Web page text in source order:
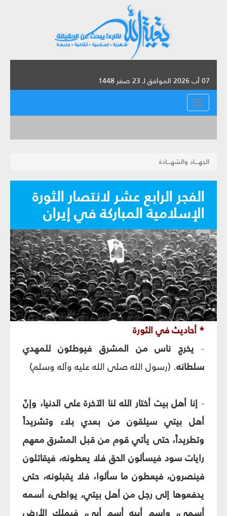
07 آب 2026 الموافق لـ 23 صفر 1448
القائمة
الجهــــاد والشهــــادة
الفجر الرابع عشر لانتصار الثورة
الإسلامية المباركة في إيران
* أحاديث في الثورة
- يخرج ناس من المشرق فيوطئون للمهدي
سلطانه. (رسول الله صلى الله عليه وآله وسلم)
- إنا أهل بيت أختار الله لنا الآخرة على الدنيا، وإنّ
أهل بيتي سيلقون من بعدي بلاء وتشريداً
وتطريداً، حتى يأتي قوم من قبل المشرق معهم
رايات سود فيسألون الحق فلا يعطونه، فيقاتلون
فينصرون، فيعطون ما سألوا، فلا يقبلونه، حتى
يدفعوها إلى رجل من أهل بيتي، يواطىء أسمه
أسمى، واسم أبيه أسم أبي، فيملك الأرض